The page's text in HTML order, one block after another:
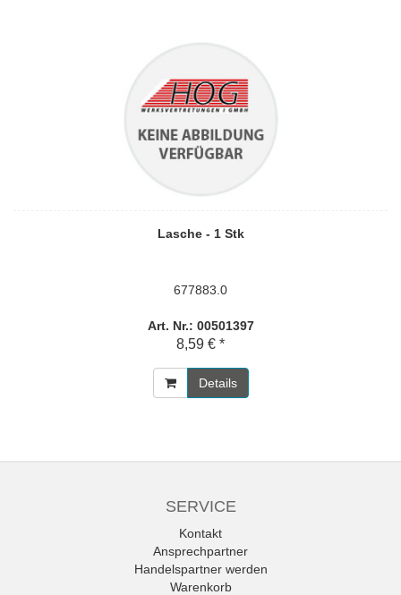
Lasche - 1 Stk
677883.0
Art. Nr.: 00501397
8,59 € *
Details
SERVICE
Kontakt
Ansprechpartner
Handelspartner werden
Warenkorb